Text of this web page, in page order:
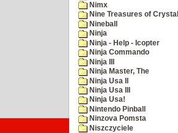
Nimx
Nine Treasures of
Nineball
Ninja
Ninja - Help - Icopter
Ninja Commando
Ninja III
Ninja Master, The
Ninja Usa II
Ninja Usa III
Ninja Usa!
Nintendo Pinball
Ninzova Pomsta
Niszczyciele